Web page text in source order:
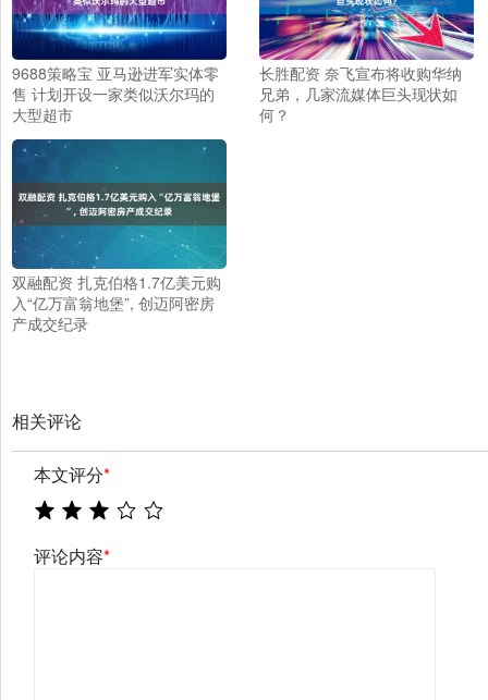
9688策略宝 亚马逊进军实体零
售 计划开设一家类似沃尔玛的
大型超市
长胜配资 奈飞宣布将收购华纳
兄弟，几家流媒体巨头现状如
何？
双融配资 扎克伯格1.7亿美元购
入“亿万富翁地堡”, 创迈阿密房
产成交纪录
相关评论
本文评分*
评论内容*